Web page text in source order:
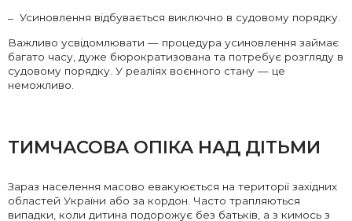
Усиновлення відбувається виключно в судовому порядку.
Важливо усвідомлювати — процедура усиновлення займає
багато часу, дуже бюрократизована та потребує розгляду в
судовому порядку. У реаліях воєнного стану — це
неможливо.
ТИМЧАСОВА ОПІКА НАД ДІТЬМИ
Зараз населення масово евакуюється на території західних
областей України або за кордон. Часто трапляються
випадки, коли дитина подорожує без батьків, а з кимось з